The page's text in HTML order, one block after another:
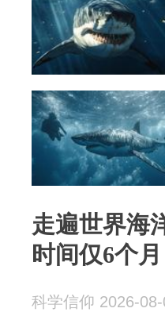
走遍世界海
时间仅6个月
科学信仰 2026-08-